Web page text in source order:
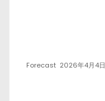
Forecast 2026年4月4日